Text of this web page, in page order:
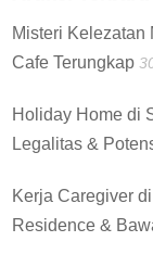
Misteri Kelezatan
Cafe Terungkap
Holiday Home di
Legalitas &
Kerja Caregiver
Residence &